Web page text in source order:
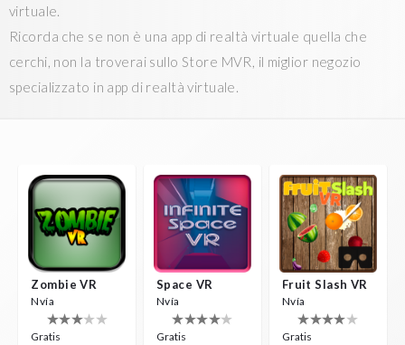
virtuale.
Ricorda che se non è una app di realtà virtuale quella che
cerchi, non la troverai sullo Store MVR, il miglior negozio
specializzato in app di realtà virtuale.
Zombie VR
Nvía
Gratis
Space VR
Nvía
Gratis
Fruit Slash VR
Nvía
Gratis